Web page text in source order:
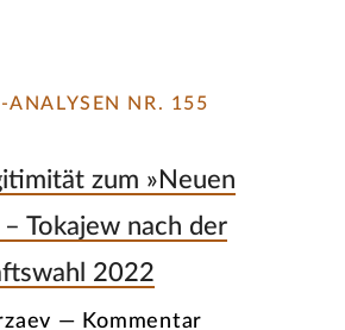
ANALYSEN NR. 155
zum »Neuen
– Tokajew nach der
2022
— Kommentar